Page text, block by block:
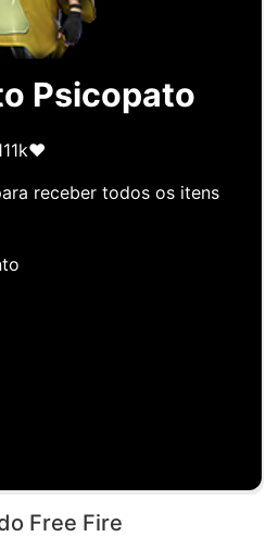
Psicopato
receber todos os itens
Free Fire